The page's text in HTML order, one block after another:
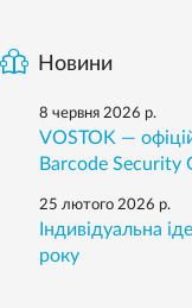
Новини
8 червня 2026 р.
VOSTOK —
Barcode Security
25 лютого 2026 р.
Індивідуальна
року